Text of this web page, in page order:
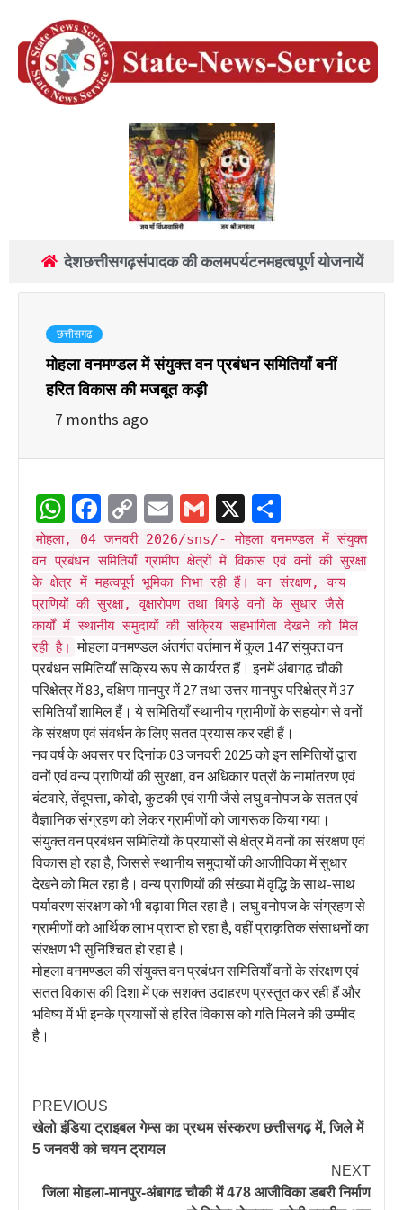
देशछत्तीसगढ़संपादक की कलमपर्यटनमहत्वपूर्ण योजनायें
छत्तीसगढ़
मोहला वनमण्डल में संयुक्त वन प्रबंधन समितियाँ बनीं
हरित विकास की मजबूत कड़ी
7 months ago
WhatsApp
Facebook
Copy
Link
EmailGmail
X
मोहला, 04 जनवरी 2026/sns/- मोहला वनमण्डल में संयुक्त
वन प्रबंधन समितियाँ ग्रामीण क्षेत्रों में विकास एवं वनों की सुरक्षा
के क्षेत्र में महत्वपूर्ण भूमिका निभा रही हैं। वन संरक्षण, वन्य
प्राणियों की सुरक्षा, वृक्षारोपण तथा बिगड़े वनों के सुधार जैसे
कार्यों में स्थानीय समुदायों की सक्रिय सहभागिता देखने को मिल
रही है। मोहला वनमण्डल अंतर्गत वर्तमान में कुल 147 संयुक्त वन
प्रबंधन समितियाँ सक्रिय रूप से कार्यरत हैं। इनमें अंबागढ़ चौकी
परिक्षेत्र में 83, दक्षिण मानपुर में 27 तथा उत्तर मानपुर परिक्षेत्र में 37
समितियाँ शामिल हैं। ये समितियाँ स्थानीय ग्रामीणों के सहयोग से वनों
के संरक्षण एवं संवर्धन के लिए सतत प्रयास कर रही हैं।
नव वर्ष के अवसर पर दिनांक 03 जनवरी 2025 को इन समितियों द्वारा
वनों एवं वन्य प्राणियों की सुरक्षा, वन अधिकार पत्रों के नामांतरण एवं
बंटवारे, तेंदूपत्ता, कोदो, कुटकी एवं रागी जैसे लघु वनोपज के सतत एवं
वैज्ञानिक संग्रहण को लेकर ग्रामीणों को जागरूक किया गया।
संयुक्त वन प्रबंधन समितियों के प्रयासों से क्षेत्र में वनों का संरक्षण एवं
विकास हो रहा है, जिससे स्थानीय समुदायों की आजीविका में सुधार
देखने को मिल रहा है। वन्य प्राणियों की संख्या में वृद्धि के साथ-साथ
पर्यावरण संरक्षण को भी बढ़ावा मिल रहा है। लघु वनोपज के संग्रहण से
ग्रामीणों को आर्थिक लाभ प्राप्त हो रहा है, वहीं प्राकृतिक संसाधनों का
संरक्षण भी सुनिश्चित हो रहा है।
मोहला वनमण्डल की संयुक्त वन प्रबंधन समितियाँ वनों के संरक्षण एवं
सतत विकास की दिशा में एक सशक्त उदाहरण प्रस्तुत कर रही हैं और
भविष्य में भी इनके प्रयासों से हरित विकास को गति मिलने की उम्मीद
है।
PREVIOUS
खेलो इंडिया ट्राइबल गेम्स का प्रथम संस्करण छत्तीसगढ़ में, जिले में
5 जनवरी को चयन ट्रायल
NEXT
जिला मोहला-मानपुर-अंबागढ चौकी में 478 आजीविका डबरी निर्माण